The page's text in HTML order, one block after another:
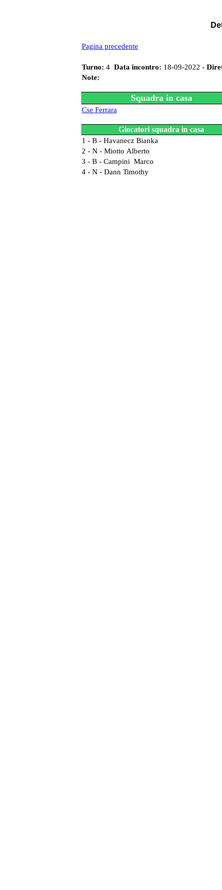
Pagina precedente
Turno: 4 Data incontro: 18-09-2022 -
Note:
Squadra in casa
Cse Ferrara
Giocatori squadra in casa
1 - B - Havanecz Bianka
2 - N - Miotto Alberto
3 - B - Campini Marco
4 - N - Dann Timothy